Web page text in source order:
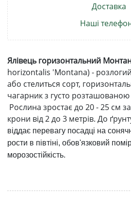
Доставка
Наші
Ялівець горизонтальний
horizontalis 'Montana) -
або стелиться сорт,
чагарник з густо
Рослина зростає до 20 - 25 см
крони від 2 до 3 метрів. До
віддає перевагу посадці на
рости в півтіні, обов'язковий
морозостійкість.